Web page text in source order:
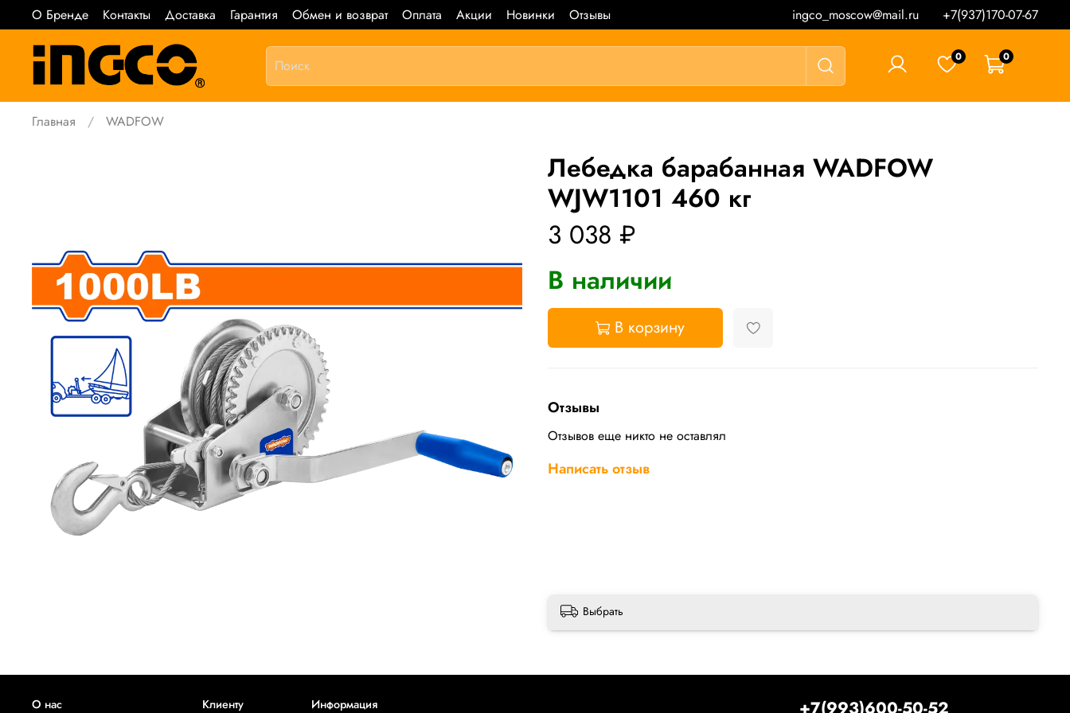
О Бренде Контакты Доставка Гарантия Обмен и возврат Оплата Акции Новинки Отзывы ingco_moscow@mail.ru +7(937)170-07-67
0 0
Главная WADFOW
Лебедка барабанная WADFOW
WJW1101 460 кг
3 038 ₽
В наличии
В корзину
Отзывы
Отзывов еще никто не оставлял
Написать отзыв
Выбрать
О нас Клиенту Информация